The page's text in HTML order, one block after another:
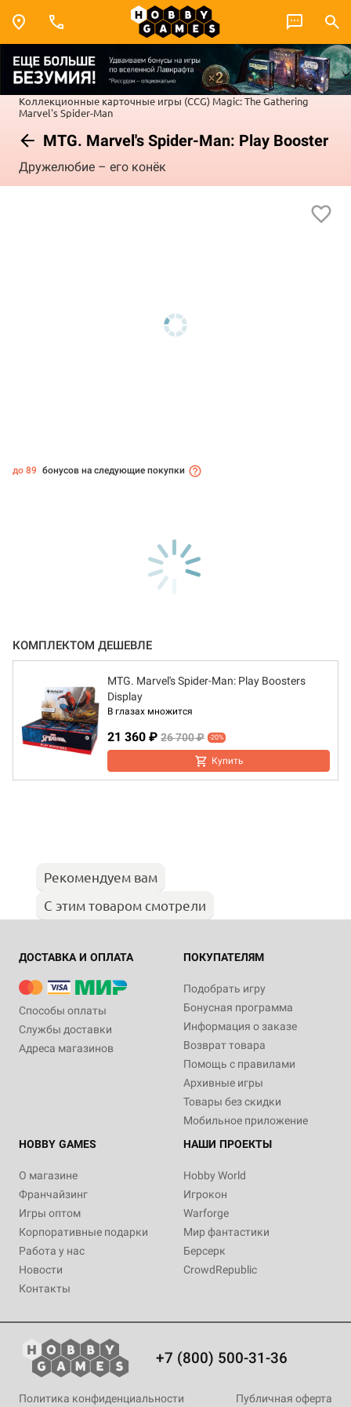
Коллекционные карточные игры (CCG) Magic: The Gathering
Marvel's Spider-Man
MTG. Marvel's Spider-Man: Play Booster
Дружелюбие – его конёк
до 89 бонусов на следующие покупки
КОМПЛЕКТОМ ДЕШЕВЛЕ
MTG. Marvel's Spider-Man: Play Boosters
Display
В глазах множится
21 360 ₽ 26 700 ₽ -20%
Купить
Рекомендуем вам
С этим товаром смотрели
ДОСТАВКА И ОПЛАТА
Способы оплаты
Службы доставки
Адреса магазинов
ПОКУПАТЕЛЯМ
Подобрать игру
Бонусная программа
Информация о заказе
Возврат товара
Помощь с правилами
Архивные игры
Товары без скидки
Мобильное приложение
HOBBY GAMES
О магазине
Франчайзинг
Игры оптом
Корпоративные подарки
Работа у нас
Новости
Контакты
НАШИ ПРОЕКТЫ
Hobby World
Игрокон
Warforge
Мир фантастики
Берсерк
CrowdRepublic
+7 (800) 500-31-36
Политика конфиденциальности
Публичная оферта